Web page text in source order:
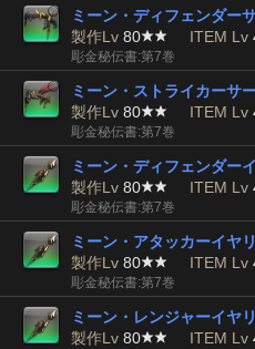
ミーン・ディフェンダー
製作Lv 80 ITEM Lv
彫金秘伝書:第7巻
ミーン・ストライカーサ
製作Lv 80 ITEM Lv
彫金秘伝書:第7巻
ミーン・ディフェンダー
製作Lv 80 ITEM Lv
彫金秘伝書:第7巻
ミーン・アタッカーイヤ
製作Lv 80 ITEM Lv
彫金秘伝書:第7巻
ミーン・レンジャーイヤ
製作Lv 80 ITEM Lv